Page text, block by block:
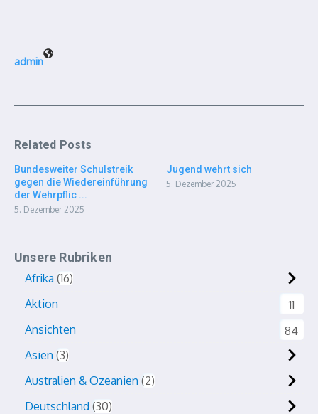
admin
Related Posts
Bundesweiter Schulstreik
gegen die Wiedereinführung
der Wehrpflic ...
5. Dezember 2025
Jugend wehrt sich
5. Dezember 2025
Unsere Rubriken
Afrika 16
Aktion
11
Ansichten
84
Asien 3
Australien & Ozeanien 2
Deutschland 30